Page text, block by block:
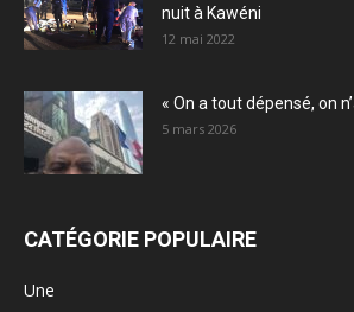
nuit à Kawéni
12 mai 2022
« On a tout dépensé, on
5 mars 2026
CATÉGORIE POPULAIRE
Une